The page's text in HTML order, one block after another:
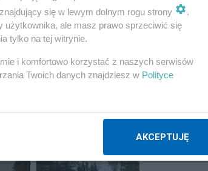
się w lewym dolnym rogu strony
.
użytkownika, ale masz prawo sprzeciwić się
tylko na tej witrynie.
i komfortowo korzystać z naszych serwisów
Twoich danych znajdziesz w Polityce
AKCEPTUJĘ